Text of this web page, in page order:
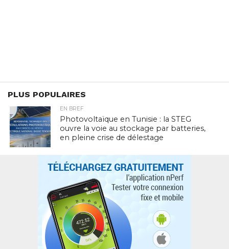
PLUS POPULAIRES
EN BREF
Photovoltaïque en Tunisie : la STEG
ouvre la voie au stockage par batteries,
en pleine crise de délestage